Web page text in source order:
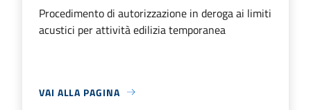
Procedimento di autorizzazione in deroga ai limiti
acustici per attività edilizia temporanea
VAI ALLA PAGINA